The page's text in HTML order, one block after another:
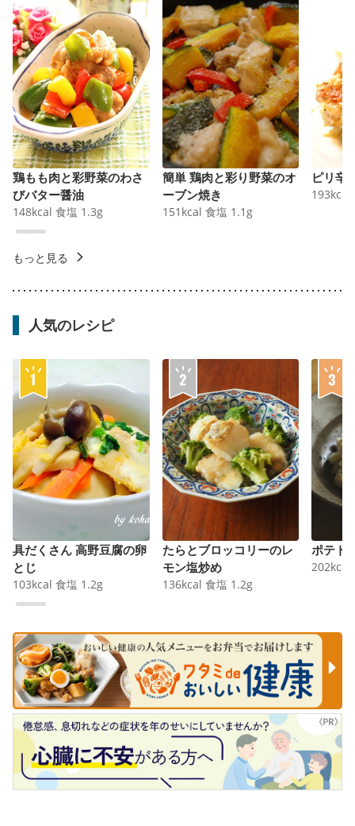
鶏もも肉と彩野菜のわさ
びバター醤油
148kcal 食塩 1.3g
簡単 鶏肉と彩り野菜のオ
ーブン焼き
151 kcal 食塩 1.1 g
ピリ辛
193kcal
もっと見る
人気のレシピ
具だくさん 高野豆腐の卵
とじ
103kcal 食塩 1.2g
たらとブロッコリーのレ
モン塩炒め
136kcal 食塩 1.2g
ポテト
202kcal